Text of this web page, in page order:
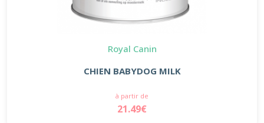
Royal Canin
CHIEN BABYDOG MILK
à partir de
21.49€